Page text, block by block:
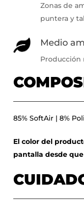
Zonas de
puntera y
Medio
Producción
85% SoftAir | 8%
El color del
pantalla desde